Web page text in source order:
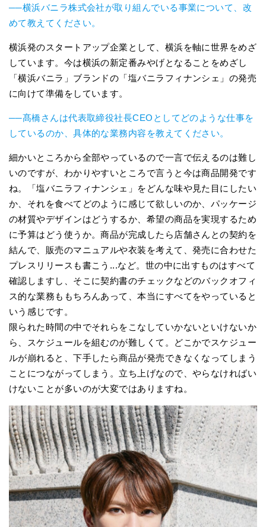
──横浜バニラ株式会社が取り組んでいる事業について、改
めて教えてください。
横浜発のスタートアップ企業として、横浜を軸に世界をめざ
しています。今は横浜の新定番みやげとなることをめざし
「横浜バニラ」ブランドの「塩バニラフィナンシェ」の発売
に向けて準備をしています。
──髙橋さんは代表取締役社長CEOとしてどのような仕事を
しているのか、具体的な業務内容を教えてください。
細かいところから全部やっているので一言で伝えるのは難し
いのですが、わかりやすいところで言うと今は商品開発です
ね。「塩バニラフィナンシェ」をどんな味や見た目にしたい
か、それを食べてどのように感じて欲しいのか、パッケージ
の材質やデザインはどうするか、希望の商品を実現するため
に予算はどう使うか。商品が完成したら店舗さんとの契約を
結んで、販売のマニュアルや衣装を考えて、発売に合わせた
プレスリリースも書こう...など。世の中に出すものはすべて
確認しますし、そこに契約書のチェックなどのバックオフィ
ス的な業務ももちろんあって、本当にすべてをやっていると
いう感じです。
限られた時間の中でそれらをこなしていかないといけないか
ら、スケジュールを組むのが難しくて。どこかでスケジュー
ルが崩れると、下手したら商品が発売できなくなってしまう
ことにつながってしまう。立ち上げなので、やらなければい
けないことが多いのが大変ではありますね。